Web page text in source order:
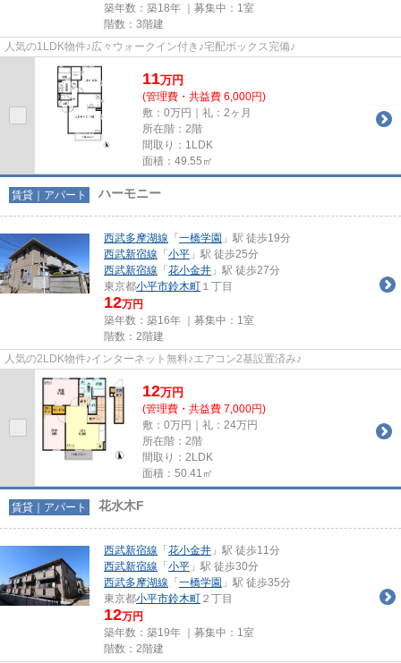
築年数：築18年 ｜募集中： 1室
階数：3階建
人気の1LDK物件♪広々ウォークイン付き♪宅配ボックス完備♪
11万円
(管理費・共益費 6,000円)
敷：0万円｜礼：2ヶ月
所在階：2階
間取り：1LDK
面積：49.55㎡
賃貸｜アパート ハーモニー
西武多摩湖線 「 一橋学園 」駅 徒歩19分
西武新宿線 「 小平 」駅 徒歩25分
西武新宿線 「 花小金井 」駅 徒歩27分
東京都小平市鈴木町 １丁目
12万円
築年数：築16年 ｜募集中： 1室
階数：2階建
人気の2LDK物件♪インターネット無料♪エアコン2基設置済み♪
12万円
(管理費・共益費 7,000円)
敷：0万円｜礼：24万円
所在階：2階
間取り：2LDK
面積：50.41㎡
賃貸｜アパート 花水木F
西武新宿線 「 花小金井 」駅 徒歩11分
西武新宿線 「 小平 」駅 徒歩30分
西武多摩湖線 「 一橋学園 」駅 徒歩35分
東京都小平市鈴木町 ２丁目
12万円
築年数：築19年 ｜募集中： 1室
階数：2階建